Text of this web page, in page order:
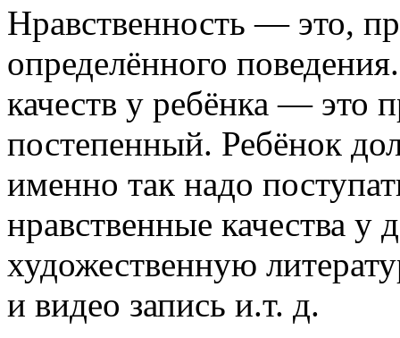
Нравственность — это,
определённого
качеств у ребёнка — это
постепенный. Ребёнок
именно так надо
нравственные качества у
художественную
и видео запись и.т. д.